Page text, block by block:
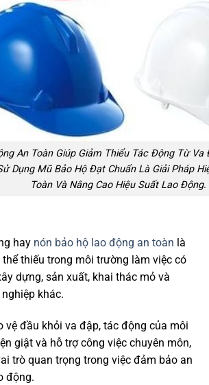
An Toàn Giúp Giảm Thiểu Tác Động Từ Va
Dụng Mũ Bảo Hộ Đạt Chuẩn Là Giải Pháp
Toàn Và Nâng Cao Hiệu Suất Lao Động.
hay nón bảo hộ lao động an toàn là
thiếu trong môi trường làm việc có
dựng, sản xuất, khai thác mỏ và
khác.
vệ đầu khỏi va đập, tác động của môi
giật và hỗ trợ công việc chuyên môn,
trò quan trọng trong việc đảm bảo an
động.